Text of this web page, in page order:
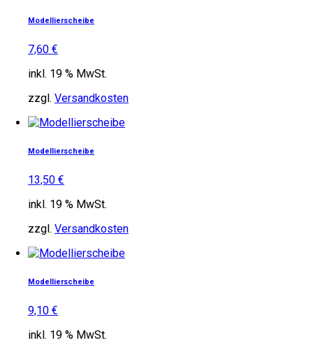
Modellierscheibe
7,60 €
inkl. 19 % MwSt.
zzgl. Versandkosten
Modellierscheibe
13,50 €
inkl. 19 % MwSt.
zzgl. Versandkosten
Modellierscheibe
9,10 €
inkl. 19 % MwSt.